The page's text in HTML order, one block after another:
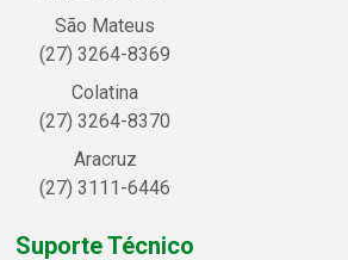
São Mateus
(27) 3264-8369
Colatina
(27) 3264-8370
Aracruz
(27) 3111-6446
Suporte Técnico